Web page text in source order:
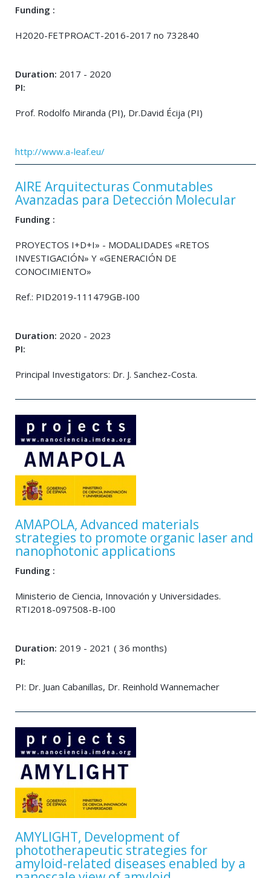
Funding :
H2020-FETPROACT-2016-2017 no 732840
Duration: 2017 - 2020
PI:
Prof. Rodolfo Miranda (PI), Dr.David Écija (PI)
http://www.a-leaf.eu/
AIRE Arquitecturas Conmutables
Avanzadas para Detección Molecular
Funding :
PROYECTOS I+D+I» - MODALIDADES «RETOS
INVESTIGACIÓN» Y «GENERACIÓN DE
CONOCIMIENTO»
Ref.: PID2019-111479GB-I00
Duration: 2020 - 2023
PI:
Principal Investigators: Dr. J. Sanchez-Costa.
AMAPOLA, Advanced materials
strategies to promote organic laser and
nanophotonic applications
Funding :
Ministerio de Ciencia, Innovación y Universidades.
RTI2018-097508-B-I00
Duration: 2019 - 2021 ( 36 months)
PI:
PI: Dr. Juan Cabanillas, Dr. Reinhold Wannemacher
AMYLIGHT, Development of
phototherapeutic strategies for
amyloid-related diseases enabled by a